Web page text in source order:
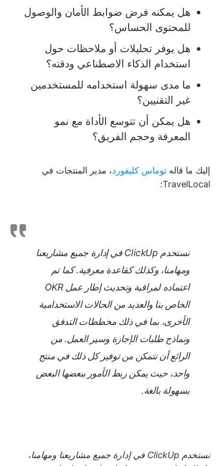
هل يمكنه فرض ضوابط الأمان والوصول
للمحتوى الحساس؟
هل يوفر تحليلات أو ملاحظات حول
استخدام الذكاء الاصطناعي ودقته؟
ما مدى سهولة استخدامه للمستخدمين
غير التقنيين؟
هل يمكن أن تتوسع الأداة مع نمو
المعرفة وحجم الفريق؟
إليك ما قاله توماس كليفورد، مدير المنتجات في
TravelLocal:
نستخدم ClickUp في إدارة جميع مشاريعنا
ومهامنا، وكذلك كقاعدة معرفية. كما تم
اعتماده لمراقبة وتحديث إطار عمل OKR
الخاص بنا والعديد من الحالات الاستخدامية
الأخرى، بما في ذلك مخططات التدفق
ونماذج طلبات الإجازة وسير العمل. من
الرائع أن نتمكن من توفير كل ذلك في منتج
واحد، حيث يمكن ربط الأمور ببعضها البعض
بسهولة بالغة.
نستخدم ClickUp في إدارة جميع مشاريعنا ومهامنا،